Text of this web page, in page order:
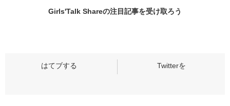
Girls'Talk Shareの注目記事を受け取ろう